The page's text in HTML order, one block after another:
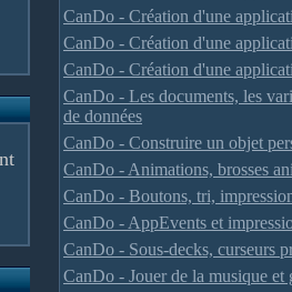
CanDo - Création d'une
CanDo - Création d'une
CanDo - Création d'une
CanDo - Les documents, les
de données
CanDo - Construire un objet
CanDo - Animations, brosses
CanDo - Boutons, tri,
CanDo - AppEvents et
CanDo - Sous-decks, curseurs
CanDo - Jouer de la musique et